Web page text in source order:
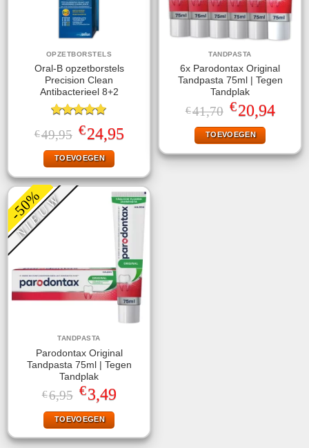
OPZETBORSTELS
Oral-B opzetborstels
Precision Clean
Antibacterieel 8+2
Gewaardeerd
5.00uit 5
€49,95 Oorspronkelijke
prijs
was:
€49,95.
€24,95Huidige
prijs
TOEVOEGEN
TANDPASTA
6x Parodontax Original
Tandpasta 75ml | Tegen
Tandplak
€41,70 Oorspronkelijke
prijs
was:
€41,70.
€20,94Huidige
prijs
TOEVOEGEN
-50%
NIEUW
TANDPASTA
Parodontax Original
Tandpasta 75ml | Tegen
Tandplak
€6,95 Oorspronkelijke
prijs
was:
€6,95.
€3,49Huidige
prijs
is:
TOEVOEGEN